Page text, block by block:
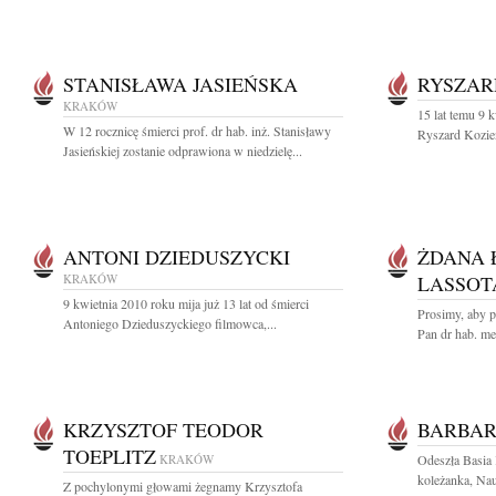
STANISŁAWA JASIEŃSKA
KRAKÓW
W 12 rocznicę śmierci prof. dr hab. inż. Stanisławy
Jasieńskiej zostanie odprawiona w niedzielę...
15 lat temu 9
Ryszard
ANTONI DZIEDUSZYCKI
KRAKÓW
9 kwietnia 2010 roku mija już 13 lat od śmierci
Antoniego Dzieduszyckiego filmowca,...
ŻDANA
Prosimy, aby
Pan dr hab.
KRZYSZTOF TEODOR
TOEPLITZ KRAKÓW
Z pochylonymi głowami żegnamy Krzysztofa
Odeszła
koleżanka,